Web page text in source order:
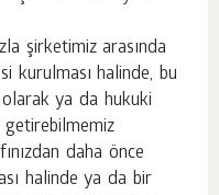
şirketimiz arasında
kurulması halinde, bu
ya da hukuki
daha önce
halinde ya da bir